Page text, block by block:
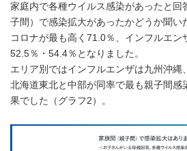
家庭内で各種ウイルス感染があったと回
子間）で感染拡大があったかどうか聞い
コロナが最も高く71.0％、インフルエン
52.5％・54.4％となりました。
エリア別ではインフルエンザは九州沖縄
北海道東北と中部が同率で最も親子間感
果でした（グラフ2）。